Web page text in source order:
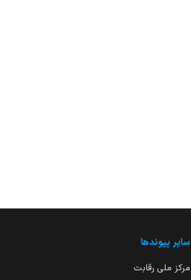
سایر پیوندها
مرکز ملی رقابت